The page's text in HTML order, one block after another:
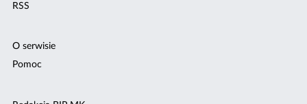
RSS
O serwisie
Pomoc